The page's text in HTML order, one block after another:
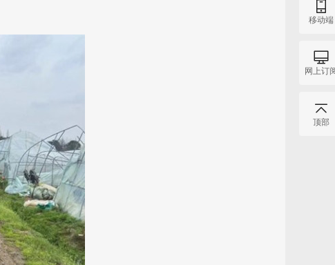
移动端
网上订
顶部